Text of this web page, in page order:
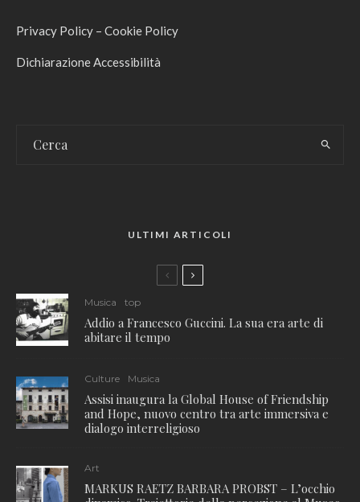
Privacy Policy – Cookie Policy
Dichiarazione Accessibilità
ULTIMI ARTICOLI
Musica top
Addio a Francesco Guccini. La sua era arte di
abitare il tempo
Culture Musica
Assisi inaugura la Global House of Friendship
and Hope, nuovo centro tra arte immersiva e
dialogo interreligioso
Art
MARKUS RAETZ BARBARA PROBST – L’occhio